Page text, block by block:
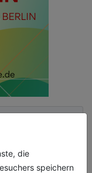
die
speichern